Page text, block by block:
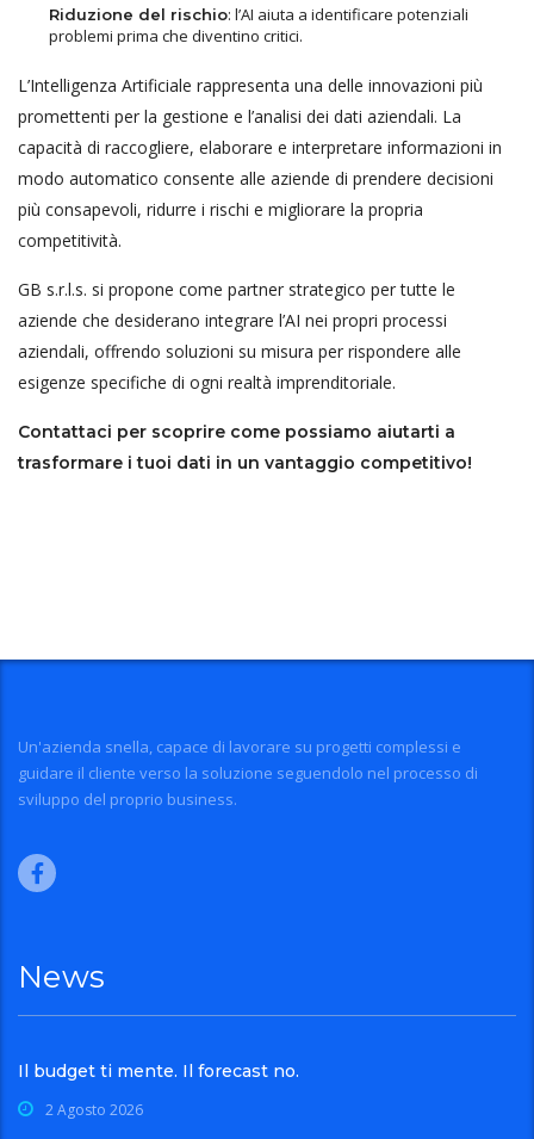
Riduzione del rischio: l’AI aiuta a identificare potenziali
problemi prima che diventino critici.
L’Intelligenza Artificiale rappresenta una delle innovazioni più
promettenti per la gestione e l’analisi dei dati aziendali. La
capacità di raccogliere, elaborare e interpretare informazioni in
modo automatico consente alle aziende di prendere decisioni
più consapevoli, ridurre i rischi e migliorare la propria
competitività.
GB s.r.l.s. si propone come partner strategico per tutte le
aziende che desiderano integrare l’AI nei propri processi
aziendali, offrendo soluzioni su misura per rispondere alle
esigenze specifiche di ogni realtà imprenditoriale.
Contattaci per scoprire come possiamo aiutarti a
trasformare i tuoi dati in un vantaggio competitivo!
Un'azienda snella, capace di lavorare su progetti complessi e
guidare il cliente verso la soluzione seguendolo nel processo di
sviluppo del proprio business.
News
Il budget ti mente. Il forecast no.
2 Agosto 2026